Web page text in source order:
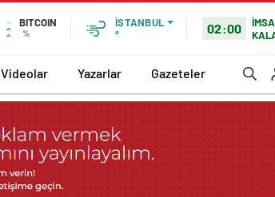
BITCOIN
%
İSTANBUL
°
02:00
Videolar Yazarlar Gazeteler